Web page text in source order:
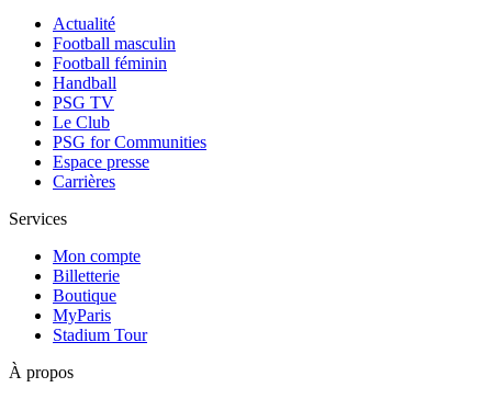
Actualité
Football masculin
Football féminin
Handball
PSG TV
Le Club
PSG for Communities
Espace presse
Carrières
Services
Mon compte
Billetterie
Boutique
MyParis
Stadium Tour
À propos